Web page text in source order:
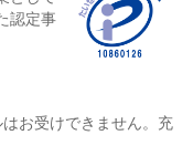
認定事
お受けできません。充